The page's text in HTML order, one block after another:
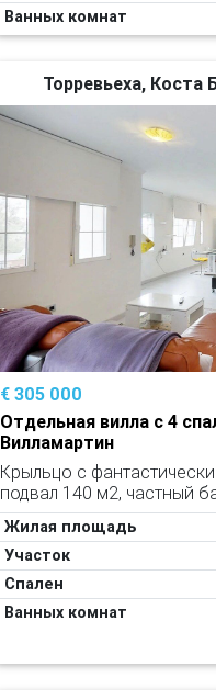
Ванных комнат
Торревьеха, Коста
€ 305 000
Отдельная вилла с 4
Вилламартин
Крыльцо с
подвал 140 м2, частный
Жилая площадь
Участок
Спален
Ванных комнат